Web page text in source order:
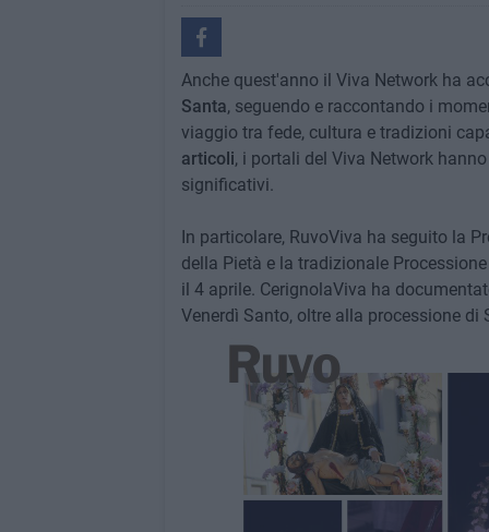
Anche quest'anno il Viva Network ha
Santa, seguendo e raccontando i
viaggio tra fede, cultura e tradizioni
articoli, i portali del Viva Network
significativi.
In particolare, RuvoViva ha seguito la
della Pietà e la tradizionale
il 4 aprile. CerignolaViva ha
Venerdì Santo, oltre alla processione